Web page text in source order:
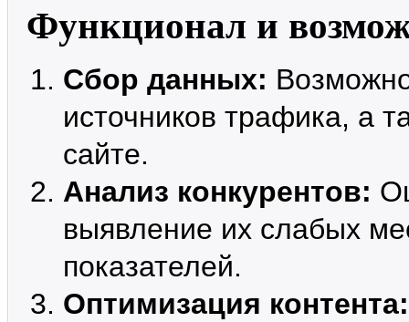
Функционал и
Сбор данных:
источников трафика, а
сайте.
Анализ конкурентов:
выявление их слабых
показателей.
Оптимизация контента: